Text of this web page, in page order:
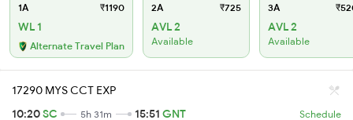
1A ₹1190
WL 1
Alternate Travel Plan
2A ₹725
AVL 2
Available
3A
AVL 2
Available
17290 MYS CCT EXP
10:20SC 5h 31m 15:51 GNT Schedule